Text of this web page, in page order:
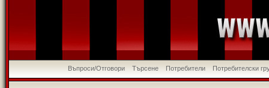
Въпроси/Отговори Търсене Потребители Потребителски